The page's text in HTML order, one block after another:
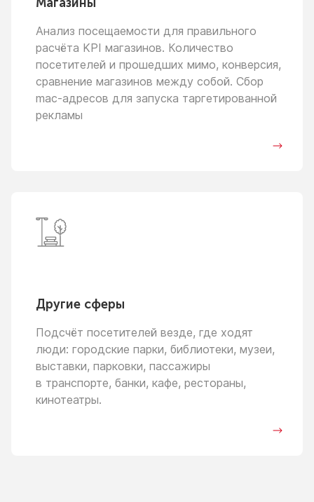
Анализ посещаемости для правильного
расчёта KPI магазинов. Количество
посетителей и прошедших мимо, конверсия,
сравнение магазинов между собой. Сбор
mac-адресов для запуска таргетированной
рекламы
Другие сферы
Подсчёт посетителей везде, где ходят
люди: городские парки, библиотеки, музеи,
выставки, парковки, пассажиры
в транспорте, банки, кафе, рестораны,
кинотеатры.